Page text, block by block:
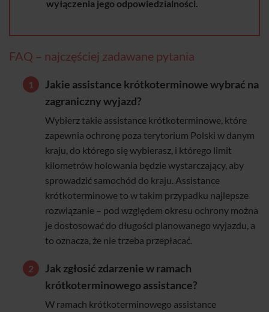
wyłączenia jego odpowiedzialności.
FAQ – najczęściej zadawane pytania
Jakie assistance krótkoterminowe wybrać na
zagraniczny wyjazd?
Wybierz takie assistance krótkoterminowe, które
zapewnia ochronę poza terytorium Polski w danym
kraju, do którego się wybierasz, i którego limit
kilometrów holowania będzie wystarczający, aby
sprowadzić samochód do kraju. Assistance
krótkoterminowe to w takim przypadku najlepsze
rozwiązanie – pod względem okresu ochrony można
je dostosować do długości planowanego wyjazdu, a
to oznacza, że nie trzeba przepłacać.
Jak zgłosić zdarzenie w ramach
krótkoterminowego assistance?
W ramach krótkoterminowego assistance